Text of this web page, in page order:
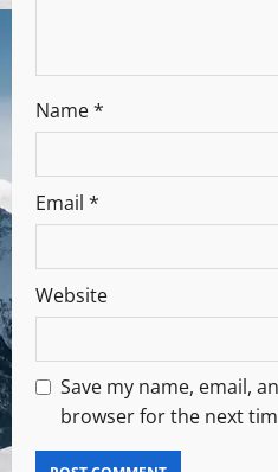
Name*
Email *
Website
Save my name, email,
browser for the next